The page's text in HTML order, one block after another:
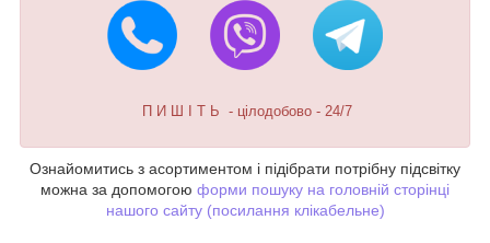
П И Ш І Т Ь - цілодобово - 24/7
Ознайомитись з асортиментом і підібрати потрібну підсвітку
можна за допомогою форми пошуку на головній сторінці
нашого сайту (посилання клікабельне)